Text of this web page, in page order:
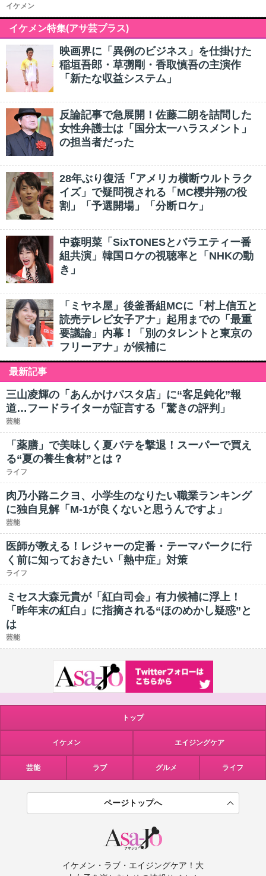
イケメン
イケメン特集(アサ芸プラス)
映画界に「異例のビジネス」を仕掛けた
稲垣吾郎・草彅剛・香取慎吾の主演作
「新たな収益システム」
反論記事で急展開！佐藤二朗を詰問した
女性弁護士は「国分太一ハラスメント」
の担当者だった
28年ぶり復活「アメリカ横断ウルトラク
イズ」で疑問視される「MC櫻井翔の役
割」「予選開場」「分断ロケ」
中森明菜「SixTONESとバラエティー番
組共演」韓国ロケの視聴率と「NHKの動
き」
「ミヤネ屋」後釜番組MCに「村上信五と
読売テレビ女子アナ」起用までの「最重
要議論」内幕！「別のタレントと東京の
フリーアナ」が候補に
最新記事
三山凌輝の「あんかけパスタ店」に“客足鈍化”報
道…フードライターが証言する「驚きの評判」
芸能
「薬膳」で美味しく夏バテを撃退！スーパーで買え
る“夏の養生食材”とは？
ライフ
肉乃小路ニクヨ、小学生のなりたい職業ランキング
に独自見解「M-1が良くないと思うんですよ」
芸能
医師が教える！レジャーの定番・テーマパークに行
く前に知っておきたい「熱中症」対策
ライフ
ミセス大森元貴が「紅白司会」有力候補に浮上！
「昨年末の紅白」に指摘される“ほのめかし疑惑”と
は
芸能
トップ
イケメン エイジングケア
芸能 ラブ グルメ ライフ
ページトップへ
イケメン・ラブ・エイジングケア！大